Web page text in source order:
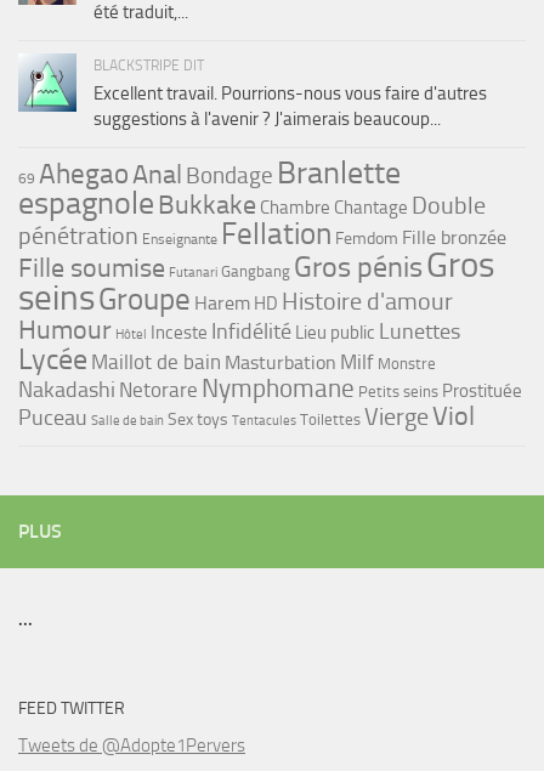
été traduit,...
BLACKSTRIPE DIT
Excellent travail. Pourrions-nous vous faire d'autres
suggestions à l'avenir ? J'aimerais beaucoup...
69 AhegaoAnal Bondage Branlette
espagnole Bukkake Chambre Chantage Double
pénétration Enseignante Fellation Femdom Fille bronzée
Fille soumise Futanari Gangbang Gros pénisGros
seinsGroupe Harem HD Histoire d'amour
Humour Hôtel Inceste Infidélité Lieu public Lunettes
Lycée Maillot de bain Masturbation Milf Monstre
Nakadashi Netorare Nymphomane Petits seins Prostituée
Puceau Salle de bain Sex toys Tentacules Toilettes ViergeViol
PLUS
...
FEED TWITTER
Tweets de @Adopte1Pervers